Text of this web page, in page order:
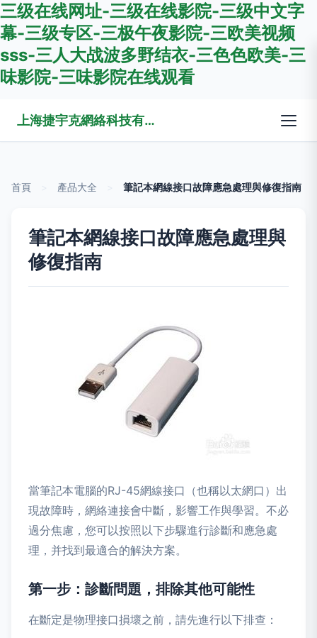
三级在线网址-三级在线影院-三级中文字
幕-三级专区-三极午夜影院-三欧美视频
sss-三人大战波多野结衣-三色色欧美-三
味影院-三味影院在线观看
上海捷宇克網絡科技有限公司
首頁 產品大全 筆記本網線接口故障應急處理與修復指南
筆記本網線接口故障應急處理與
修復指南
當筆記本電腦的RJ-45網線接口（也稱以太網口）出
現故障時，網絡連接會中斷，影響工作與學習。不必
過分焦慮，您可以按照以下步驟進行診斷和應急處
理，并找到最適合的解決方案。
第一步：診斷問題，排除其他可能性
在斷定是物理接口損壞之前，請先進行以下排查：